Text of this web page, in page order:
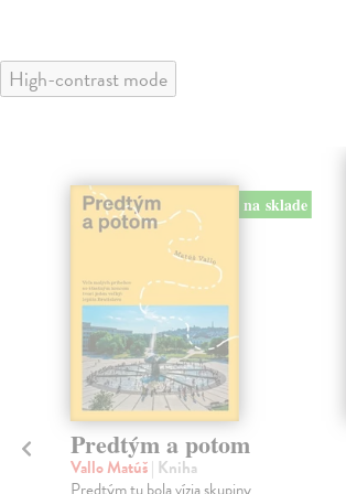
High-contrast mode
na sklade
Predtým a potom
Vallo Matúš| Kniha